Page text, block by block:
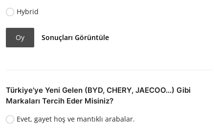
Hybrid
Oy Sonuçları Görüntüle
Türkiye'ye Yeni Gelen (BYD, CHERY, JAECOO...) Gibi
Markaları Tercih Eder Misiniz?
Evet, gayet hoş ve mantıklı arabalar.